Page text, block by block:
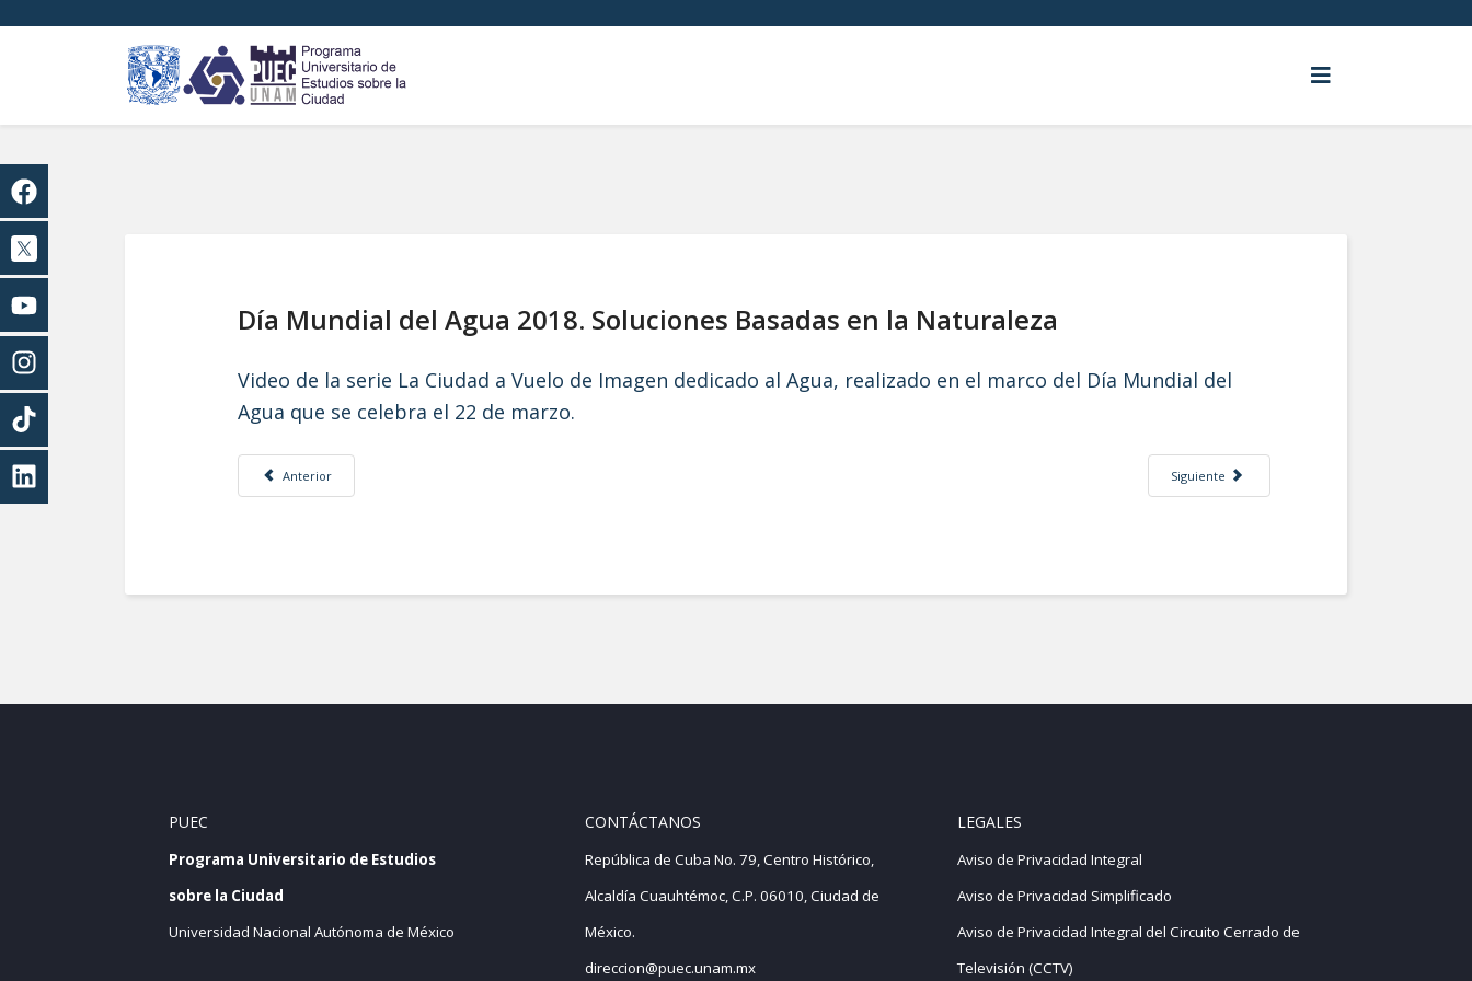
Día Mundial del Agua 2018. Soluciones Basadas en la Naturaleza
Video de la serie La Ciudad a Vuelo de Imagen dedicado al Agua, realizado en el marco del Día Mundial del
Agua que se celebra el 22 de marzo.
Artículo anterior: Xochimilco: retos para su conservación
Anterior Artículo siguiente: Día Mundial en recuerdo a las
Siguiente
PUEC
Programa Universitario de Estudios
sobre la Ciudad
Universidad Nacional Autónoma de México
CONTÁCTANOS
República de Cuba No. 79, Centro Histórico,
Alcaldía Cuauhtémoc, C.P. 06010, Ciudad de
México.
direccion@puec.unam.mx
LEGALES
Aviso de Privacidad Integral
Aviso de Privacidad Simplificado
Aviso de Privacidad Integral del Circuito Cerrado de
Televisión (CCTV)